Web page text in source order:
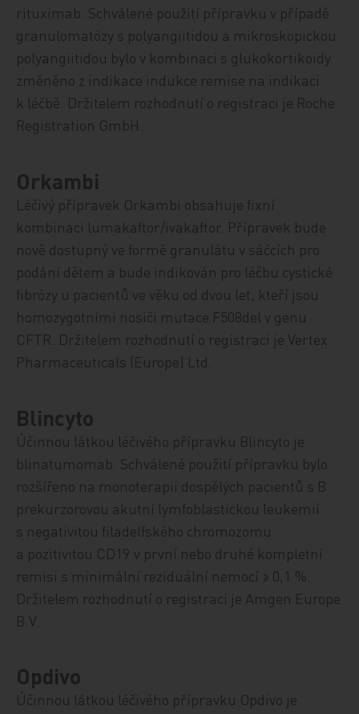
rituximab. Schválené použití přípravku v případě
granulomatózy s polyangiitidou a mikroskopickou
polyangiitidou bylo v kombinaci s glukokortikoidy
změněno z indikace indukce remise na indikaci
k léčbě. Držitelem rozhodnutí o registraci je Roche
Registration GmbH.
Orkambi
Léčivý přípravek Orkambi obsahuje fixní
kombinaci lumakaftor/ivakaftor. Přípravek bude
nově dostupný ve formě granulátu v sáčcích pro
podání dětem a bude indikován pro léčbu cystické
fibrózy u pacientů ve věku od dvou let, kteří jsou
homozygotními nosiči mutace F508del v genu
CFTR. Držitelem rozhodnutí o registraci je Vertex
Pharmaceuticals (Europe) Ltd.
Blincyto
Účinnou látkou léčivého přípravku Blincyto je
blinatumomab. Schválené použití přípravku bylo
rozšířeno na monoterapii dospělých pacientů s B
prekurzorovou akutní lymfo­blastickou leukemií
s negativitou filadelfského chromozomu
a pozitivitou CD19 v první nebo druhé kompletní
remisi s minimální reziduální nemocí ≥ 0,1 %.
Držitelem rozhodnutí o registraci je Amgen Europe
B.V.
Opdivo
Účinnou látkou léčivého přípravku Opdivo je